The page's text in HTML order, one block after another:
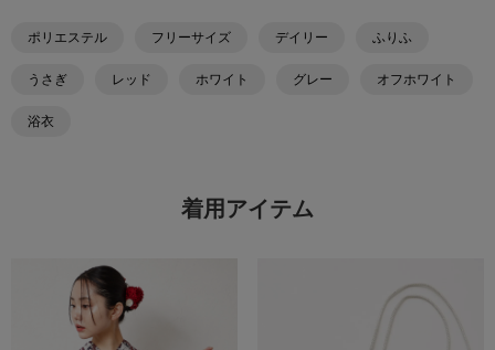
ポリエステル フリーサイズ デイリー ふりふ
うさぎ レッド ホワイト グレー オフホワイト
浴衣
着用アイテム